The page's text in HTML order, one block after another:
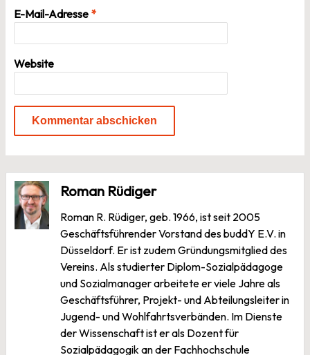
E-Mail-Adresse *
Website
Roman Rüdiger
Roman R. Rüdiger, geb. 1966, ist seit 2005
Geschäftsführender Vorstand des buddY E.V. in
Düsseldorf. Er ist zudem Gründungsmitglied des
Vereins. Als studierter Diplom-Sozialpädagoge
und Sozialmanager arbeitete er viele Jahre als
Geschäftsführer, Projekt- und Abteilungsleiter in
Jugend- und Wohlfahrtsverbänden. Im Dienste
der Wissenschaft ist er als Dozent für
Sozialpädagogik an der Fachhochschule